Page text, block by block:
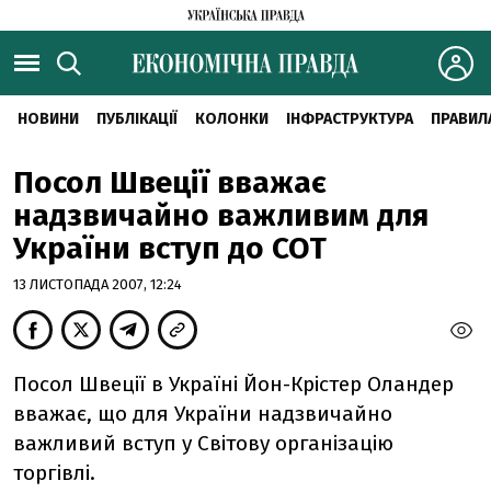
НОВИНИ ПУБЛІКАЦІЇ КОЛОНКИ ІНФРАСТРУКТУРА
Посол Швеції вважає
надзвичайно важливим для
України вступ до СОТ
13 ЛИСТОПАДА 2007, 12:24
Посол Швеції в Україні Йон-Крістер Оландер
вважає, що для України надзвичайно
важливий вступ у Світову організацію
торгівлі.